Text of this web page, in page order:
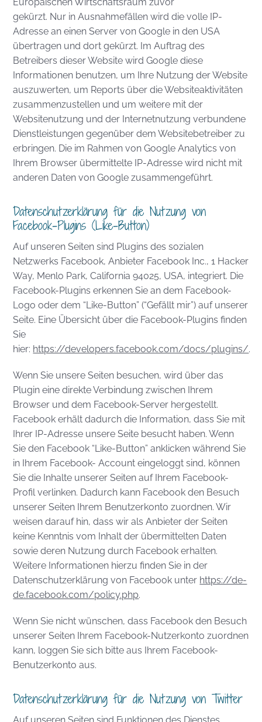
gekürzt. Nur in Ausnahmefällen wird die volle IP-
Adresse an einen Server von Google in den USA
übertragen und dort gekürzt. Im Auftrag des
Betreibers dieser Website wird Google diese
Informationen benutzen, um Ihre Nutzung der Website
auszuwerten, um Reports über die Websiteaktivitäten
zusammenzustellen und um weitere mit der
Websitenutzung und der Internetnutzung verbundene
Dienstleistungen gegenüber dem Websitebetreiber zu
erbringen. Die im Rahmen von Google Analytics von
Ihrem Browser übermittelte IP-Adresse wird nicht mit
anderen Daten von Google zusammengeführt.
Datenschutzerklärung für die Nutzung von
Facebook-Plugins (Like-Button)
Auf unseren Seiten sind Plugins des sozialen
Netzwerks Facebook, Anbieter Facebook Inc., 1 Hacker
Way, Menlo Park, California 94025, USA, integriert. Die
Facebook-Plugins erkennen Sie an dem Facebook-
Logo oder dem “Like-Button” (“Gefällt mir”) auf unserer
Seite. Eine Übersicht über die Facebook-Plugins finden
Sie
hier: https://developers.facebook.com/docs/plugins/.
Wenn Sie unsere Seiten besuchen, wird über das
Plugin eine direkte Verbindung zwischen Ihrem
Browser und dem Facebook-Server hergestellt.
Facebook erhält dadurch die Information, dass Sie mit
Ihrer IP-Adresse unsere Seite besucht haben. Wenn
Sie den Facebook “Like-Button” anklicken während Sie
in Ihrem Facebook- Account eingeloggt sind, können
Sie die Inhalte unserer Seiten auf Ihrem Facebook-
Profil verlinken. Dadurch kann Facebook den Besuch
unserer Seiten Ihrem Benutzerkonto zuordnen. Wir
weisen darauf hin, dass wir als Anbieter der Seiten
keine Kenntnis vom Inhalt der übermittelten Daten
sowie deren Nutzung durch Facebook erhalten.
Weitere Informationen hierzu finden Sie in der
Datenschutzerklärung von Facebook unter https://de-
de.facebook.com/policy.php.
Wenn Sie nicht wünschen, dass Facebook den Besuch
unserer Seiten Ihrem Facebook-Nutzerkonto zuordnen
kann, loggen Sie sich bitte aus Ihrem Facebook-
Benutzerkonto aus.
Datenschutzerklärung für die Nutzung von Twitter